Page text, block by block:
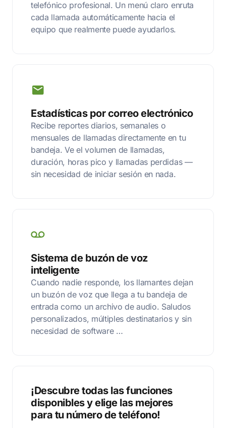
telefónico profesional. Un menú claro enruta
cada llamada automáticamente hacia el
equipo que realmente puede ayudarlos.
Estadísticas por correo electrónico
Recibe reportes diarios, semanales o
mensuales de llamadas directamente en tu
bandeja. Ve el volumen de llamadas,
duración, horas pico y llamadas perdidas —
sin necesidad de iniciar sesión en nada.
Sistema de buzón de voz
inteligente
Cuando nadie responde, los llamantes dejan
un buzón de voz que llega a tu bandeja de
entrada como un archivo de audio. Saludos
personalizados, múltiples destinatarios y sin
necesidad de software …
¡Descubre todas las funciones
disponibles y elige las mejores
para tu número de teléfono!